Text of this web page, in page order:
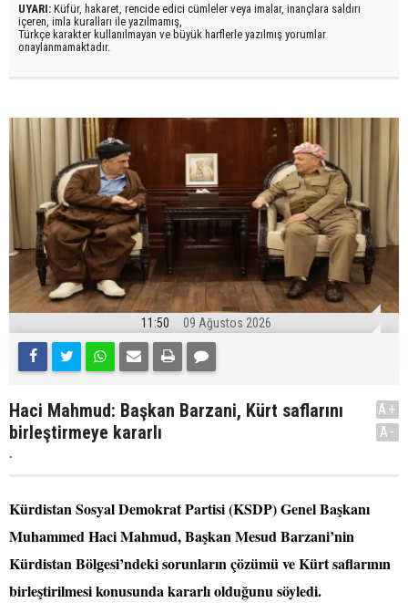
UYARI: Küfür, hakaret, rencide edici cümleler veya imalar, inançlara saldırı
içeren, imla kuralları ile yazılmamış,
Türkçe karakter kullanılmayan ve büyük harflerle yazılmış yorumlar
onaylanmamaktadır.
11:50 09 Ağustos 2026
Haci Mahmud: Başkan Barzani, Kürt saflarını
birleştirmeye kararlı
.
A+
A-
Kürdistan Sosyal Demokrat Partisi (KSDP) Genel Başkanı
Muhammed Haci Mahmud, Başkan Mesud Barzani’nin
Kürdistan Bölgesi’ndeki sorunların çözümü ve Kürt saflarının
birleştirilmesi konusunda kararlı olduğunu söyledi.